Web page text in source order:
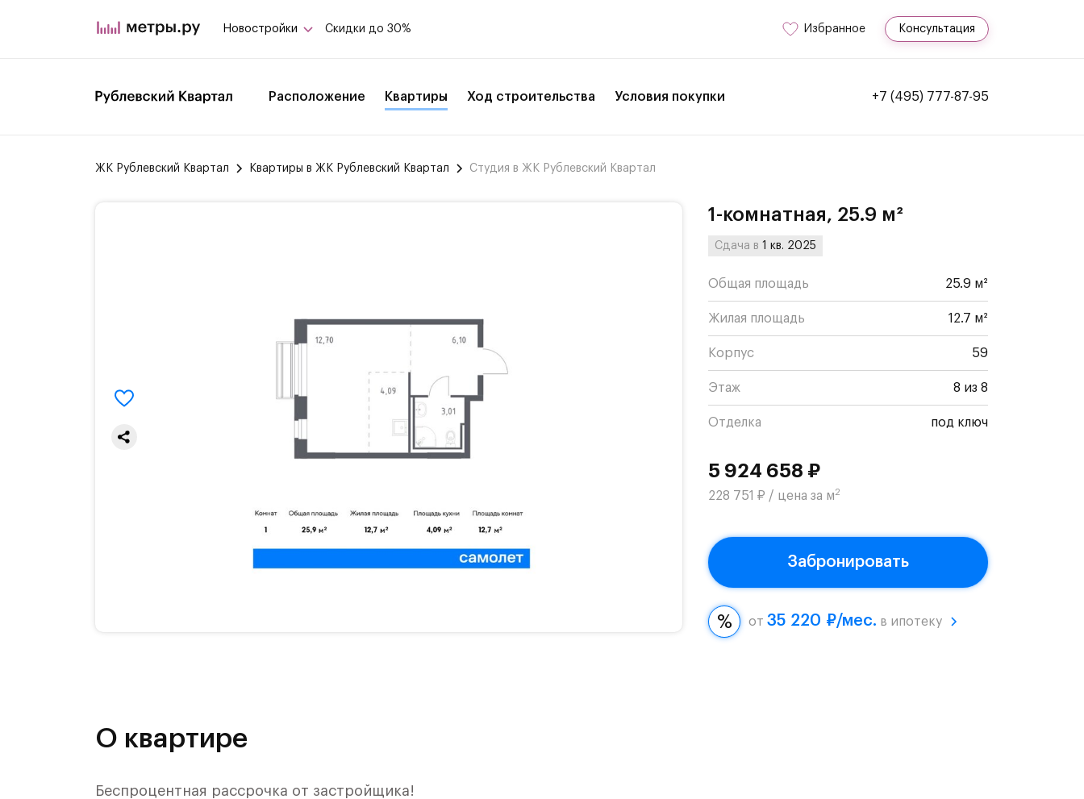
Новостройки Скидки до 30% Избранное Консультация
Расположение Квартиры Ход строительства Условия покупки +7 (495) 777-87-95
ЖК Рублевский Квартал Квартиры в ЖК Рублевский Квартал Студия в ЖК Рублевский Квартал
1-комнатная, 25.9 м²
Сдача в1 кв. 2025
Общая площадь 25.9 м²
Жилая площадь 12.7 м²
Корпус 59
Этаж 8 из 8
Отделка под ключ
5 924 658 ₽
228 751 ₽ / цена за м2
Забронировать
от 35 220 ₽/мес. в ипотеку
О квартире
Беспроцентная рассрочка от застройщика!